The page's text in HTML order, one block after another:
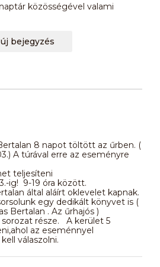
közösségével valami
új bejegyzés
8 napot töltött az űrben. (
A túrával erre az eseményre
teljesíteni
ig! 9-19 óra között.
által aláírt oklevelet kapnak.
egy dedikált könyvet is (
Bertalan . Az űrhajós )
sorozat része. A kerület 5
az eseménnyel
válaszolni.